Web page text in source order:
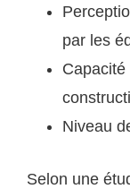
par les
Niveau
Selon une